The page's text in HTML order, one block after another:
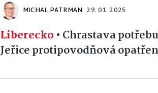
MICHAL PATRMAN 29. 01. 2025
Liberecko • Chrastava
Jeřice protipovodňová